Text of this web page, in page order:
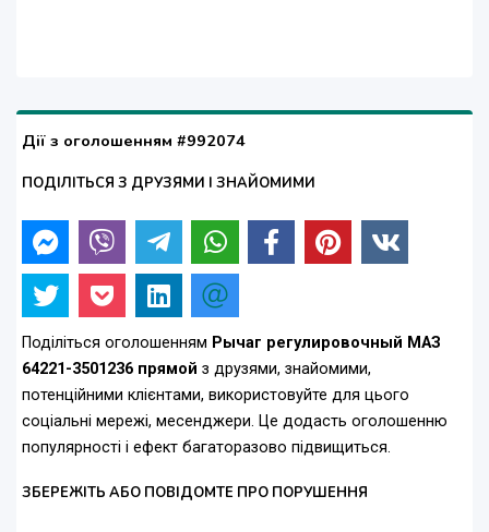
Дії з оголошенням #992074
ПОДІЛІТЬСЯ З ДРУЗЯМИ І ЗНАЙОМИМИ
Поділіться оголошенням Рычаг регулировочный МАЗ
64221-3501236 прямой з друзями, знайомими,
потенційними клієнтами, використовуйте для цього
соціальні мережі, месенджери. Це додасть оголошенню
популярності і ефект багаторазово підвищиться.
ЗБЕРЕЖІТЬ АБО ПОВІДОМТЕ ПРО ПОРУШЕННЯ